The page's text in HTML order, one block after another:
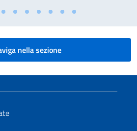
nella sezione